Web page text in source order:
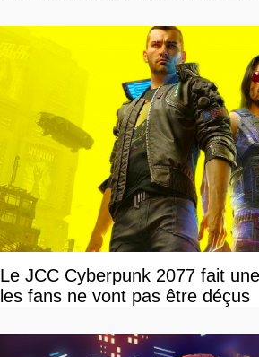
Le JCC Cyberpunk 2077 fait
les fans ne vont pas être déçus